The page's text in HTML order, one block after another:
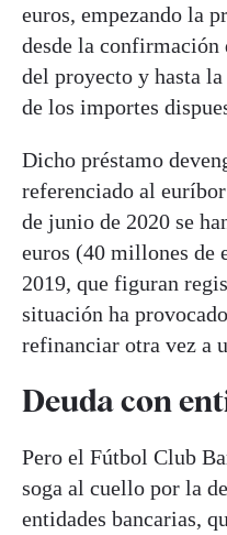
euros, empezando la
desde la
del proyecto y hasta
de los importes
Dicho préstamo
referenciado al
de junio de 2020 se
euros (40 millones de
2019, que figuran
situación ha
refinanciar otra vez a
Deuda con
Pero el Fútbol Club
soga al cuello por la
entidades bancarias,